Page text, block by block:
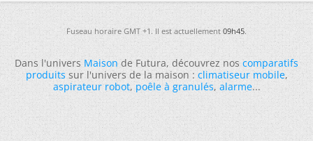
Fuseau horaire GMT +1. Il est actuellement09h45.
Dans l'universMaisonde Futura, découvrez noscomparatifs
produitssur l'univers de la maison :climatiseur mobile,
aspirateur robot,poêle à granulés,alarme...